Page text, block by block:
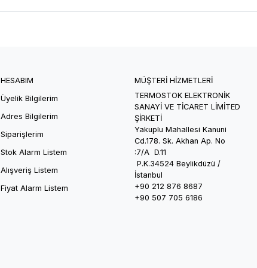
HESABIM
Üyelik Bilgilerim
Adres Bilgilerim
Siparişlerim
Stok Alarm Listem
Alışveriş Listem
Fiyat Alarm Listem
MÜŞTERİ HİZMETLERİ
TERMOSTOK ELEKTRONİK
SANAYİ VE TİCARET LİMİTED
ŞİRKETİ
Yakuplu Mahallesi Kanuni
Cd.178. Sk. Akhan Ap. No
:7/A D.11
P.K.34524 Beylikdüzü /
İstanbul
+90 212 876 8687
+90 507 705 6186